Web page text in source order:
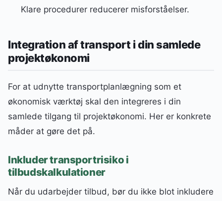
Klare procedurer reducerer misforståelser.
Integration af transport i din samlede
projektøkonomi
For at udnytte transportplanlægning som et
økonomisk værktøj skal den integreres i din
samlede tilgang til projektøkonomi. Her er konkrete
måder at gøre det på.
Inkluder transportrisiko i
tilbudskalkulationer
Når du udarbejder tilbud, bør du ikke blot inkludere